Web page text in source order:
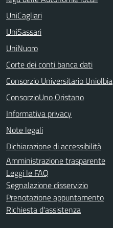
UniCagliari
UniSassari
UniNuoro
Corte dei conti banca dati
Consorzio Universitario Uniolbia
ConsorzioUno Oristano
Informativa privacy
Note legali
Dichiarazione di accessibilità
Amministrazione trasparente
Leggi le FAQ
Segnalazione disservizio
Prenotazione appuntamento
Richiesta d'assistenza